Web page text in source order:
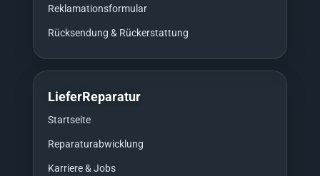
Reklamationsformular
Rücksendung & Rückerstattung
LieferReparatur
Startseite
Reparaturabwicklung
Karriere & Jobs